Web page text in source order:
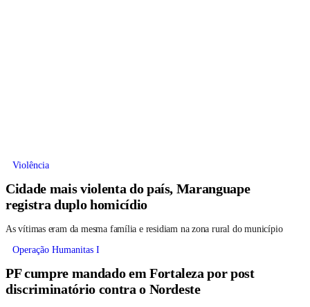
Violência
Cidade mais violenta do país, Maranguape
registra duplo homicídio
As vítimas eram da mesma família e residiam na zona rural do município
Operação Humanitas I
PF cumpre mandado em Fortaleza por post
discriminatório contra o Nordeste